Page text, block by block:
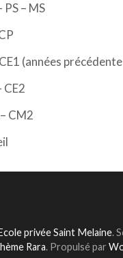
– MS
(années
CE2
CM2
privée Saint Melaine.
Rara. Propulsé par